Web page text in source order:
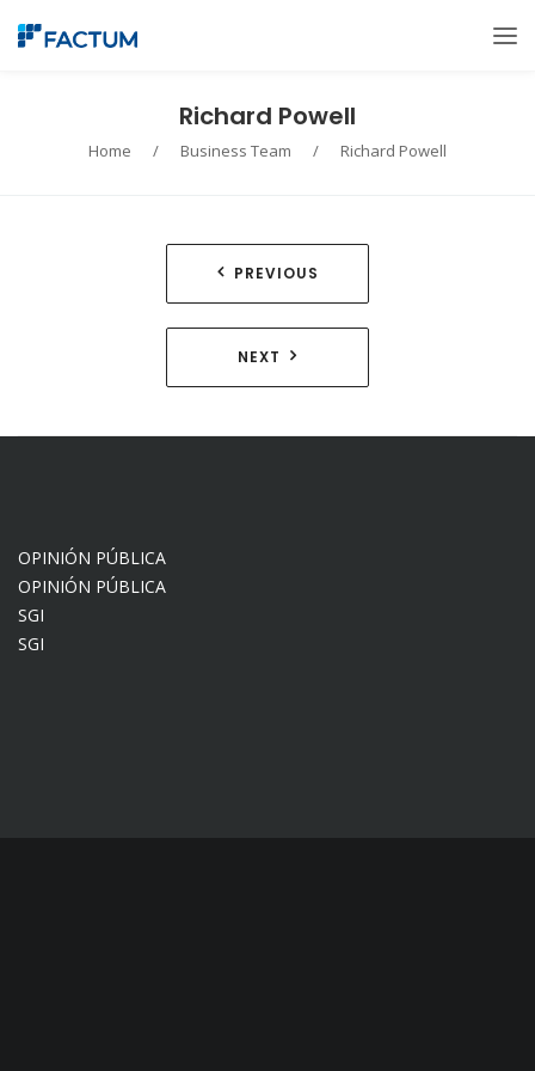
Richard Powell
Home / Business Team / Richard Powell
Navegación
entradas
PREVIOUS
NEXT
OPINIÓN PÚBLICA
OPINIÓN PÚBLICA
SGI
SGI